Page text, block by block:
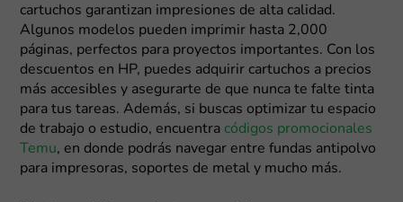
cartuchos garantizan impresiones de alta calidad.
Algunos modelos pueden imprimir hasta 2,000
páginas, perfectos para proyectos importantes. Con los
descuentos en HP, puedes adquirir cartuchos a precios
más accesibles y asegurarte de que nunca te falte tinta
para tus tareas. Además, si buscas optimizar tu espacio
de trabajo o estudio, encuentra códigos promocionales
Temu, en donde podrás navegar entre fundas antipolvo
para impresoras, soportes de metal y mucho más.